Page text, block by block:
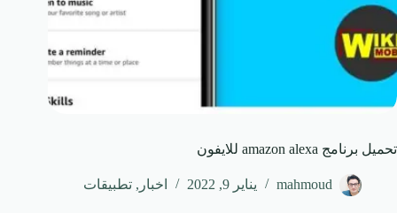
تحميل برنامج amazon alexa للايفون
mahmoud يناير 9, 2022 اخبار , تطبيقات